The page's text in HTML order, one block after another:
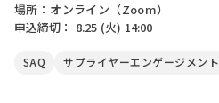
場所：オンライン（Zoom）
申込締切： 8.25 (火) 14:00
SAQ サプライヤーエンゲージメント